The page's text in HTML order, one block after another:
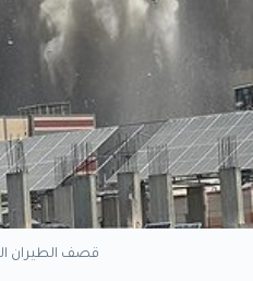
قصف الطيران